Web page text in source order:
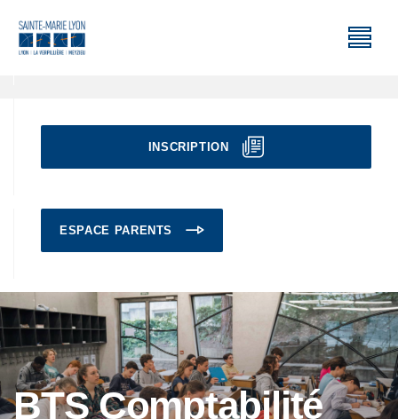
INSCRIPTION
ESPACE PARENTS
BTS Comptabilité